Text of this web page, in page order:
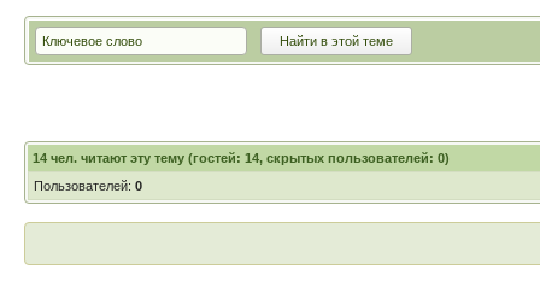
14чел. читают эту тему (гостей: 14, скрытых пользователей: 0)
Пользователей: 0